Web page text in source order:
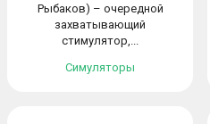
Рыбаков) – очередной
захватывающий
стимулятор,...
Симуляторы